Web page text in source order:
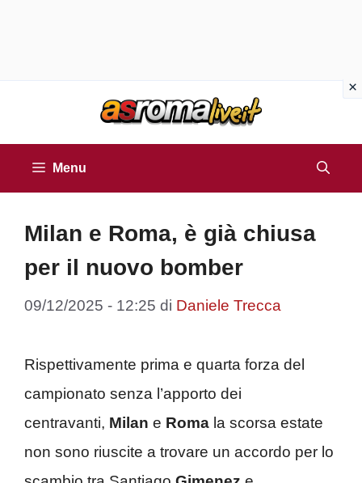
Menu
Milan e Roma, è già chiusa
per il nuovo bomber
09/12/2025 - 12:25 di Daniele Trecca
Rispettivamente prima e quarta forza del
campionato senza l’apporto dei
centravanti, Milan e Roma la scorsa estate
non sono riuscite a trovare un accordo per lo